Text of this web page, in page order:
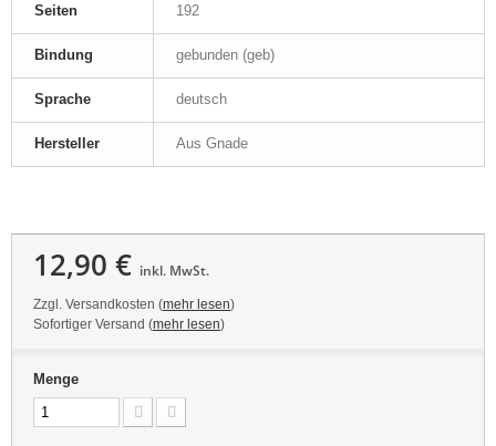
Seiten 192
Bindung gebunden (geb)
Sprache deutsch
Hersteller Aus Gnade
12,90 € inkl. MwSt.
Zzgl. Versandkosten (mehr lesen)
Sofortiger Versand (mehr lesen)
Menge